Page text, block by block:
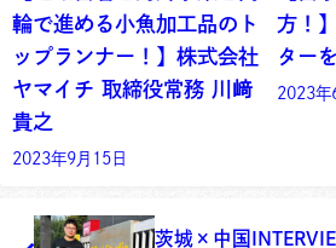
輪で進める小魚加工品のト
ップランナー！】株式会社
ヤマイチ 取締役常務 川﨑
貴之
2023年9月15日
方！
ター
2023年
茨城×中国